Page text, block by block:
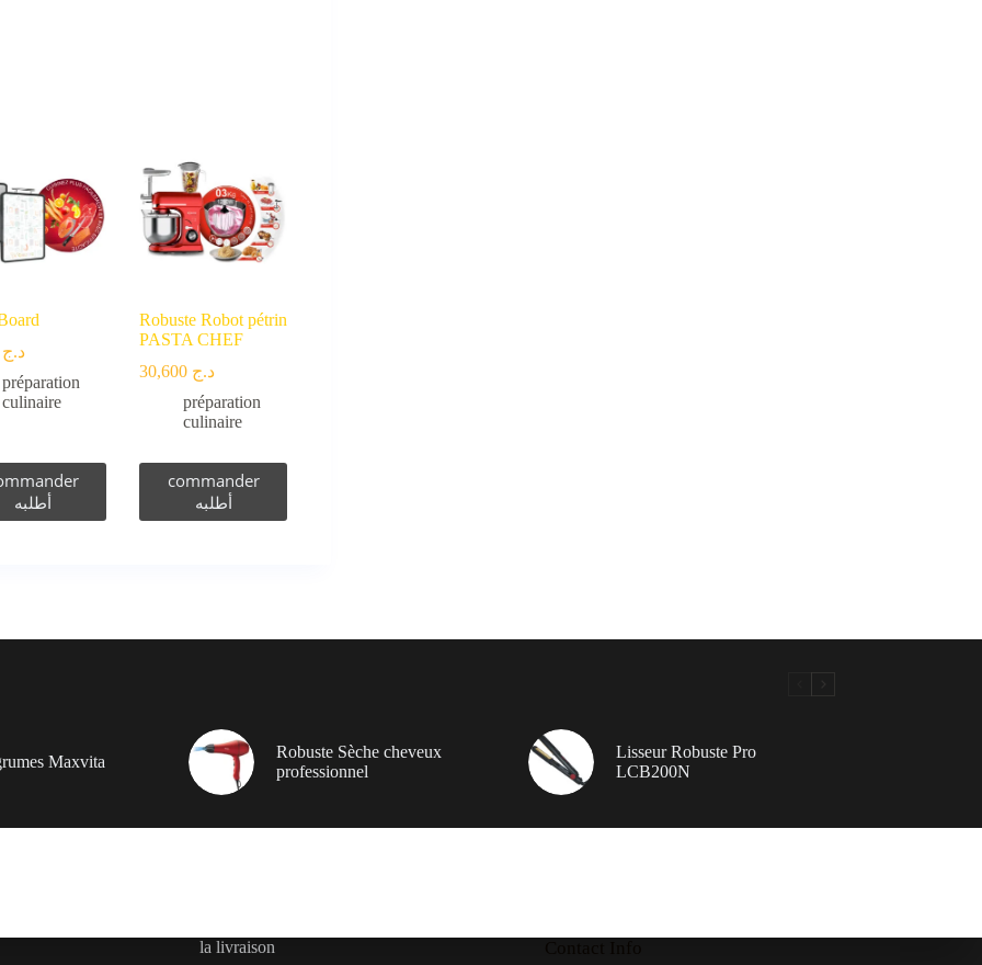
د.ج
préparation
culinaire
أطلبه
Robuste Robot pétrin
PASTA CHEF
د.ج
préparation
culinaire
commander
أطلبه
Maxvita
Robuste Sèche cheveux
professionnel
Lisseur Robuste Pro
LCB200N
la livraison